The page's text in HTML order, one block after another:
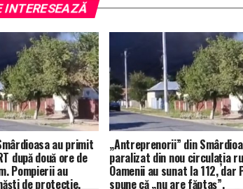
INTERESEAZĂ
au primit
după două ore de
Pompierii au
de protecție.
„Antreprenorii” din
paralizat din nou circulația
Oamenii au sunat la 112, dar
spune că „nu are făptaș”.